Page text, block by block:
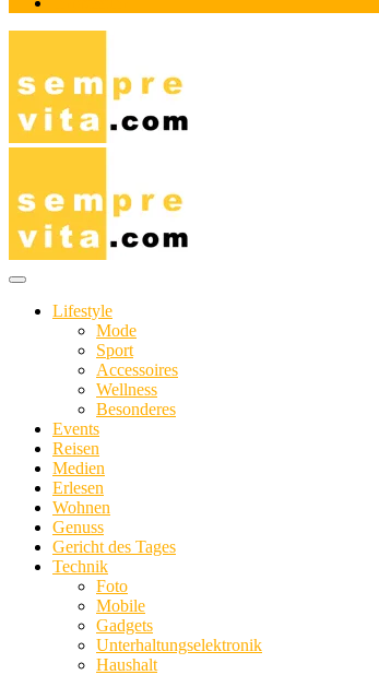
Lifestyle
Mode
Sport
Accessoires
Wellness
Besonderes
Events
Reisen
Medien
Erlesen
Wohnen
Genuss
Gericht des Tages
Technik
Foto
Mobile
Gadgets
Unterhaltungselektronik
Haushalt